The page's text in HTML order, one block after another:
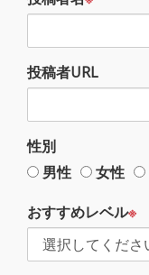
投稿者URL
性別
男性
女性
おすすめレベル※